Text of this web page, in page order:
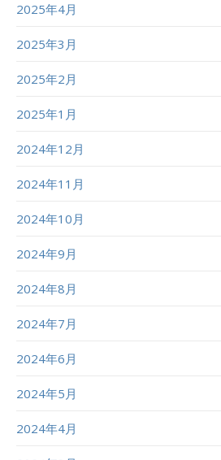
2025年4月
2025年3月
2025年2月
2025年1月
2024年12月
2024年11月
2024年10月
2024年9月
2024年8月
2024年7月
2024年6月
2024年5月
2024年4月